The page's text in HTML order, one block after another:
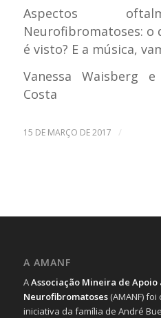
Aspectos
Neurofibromatoses: o
é visto? E a música,
Vanessa Waisberg
Costa
15 DE MARÇO DE 2017 /
A AMANF
AAssociação Mineira de Apoio
Neurofibromatoses(AMANF) foi
iniciativa da família de André